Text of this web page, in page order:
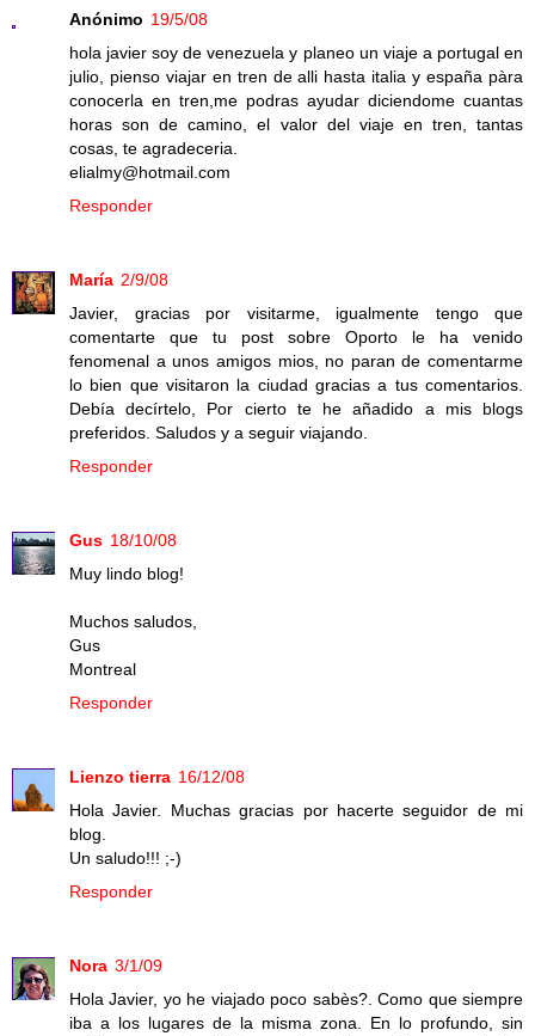
Anónimo 19/5/08
hola javier soy de venezuela y planeo un viaje a portugal en
julio, pienso viajar en tren de alli hasta italia y españa pàra
conocerla en tren,me podras ayudar diciendome cuantas
horas son de camino, el valor del viaje en tren, tantas
cosas, te agradeceria.
elialmy@hotmail.com
Responder
María 2/9/08
Javier, gracias por visitarme, igualmente tengo que
comentarte que tu post sobre Oporto le ha venido
fenomenal a unos amigos mios, no paran de comentarme
lo bien que visitaron la ciudad gracias a tus comentarios.
Debía decírtelo, Por cierto te he añadido a mis blogs
preferidos. Saludos y a seguir viajando.
Responder
Gus 18/10/08
Muy lindo blog!
Muchos saludos,
Gus
Montreal
Responder
Lienzo tierra 16/12/08
Hola Javier. Muchas gracias por hacerte seguidor de mi
blog.
Un saludo!!! ;-)
Responder
Nora 3/1/09
Hola Javier, yo he viajado poco sabès?. Como que siempre
iba a los lugares de la misma zona. En lo profundo, sin